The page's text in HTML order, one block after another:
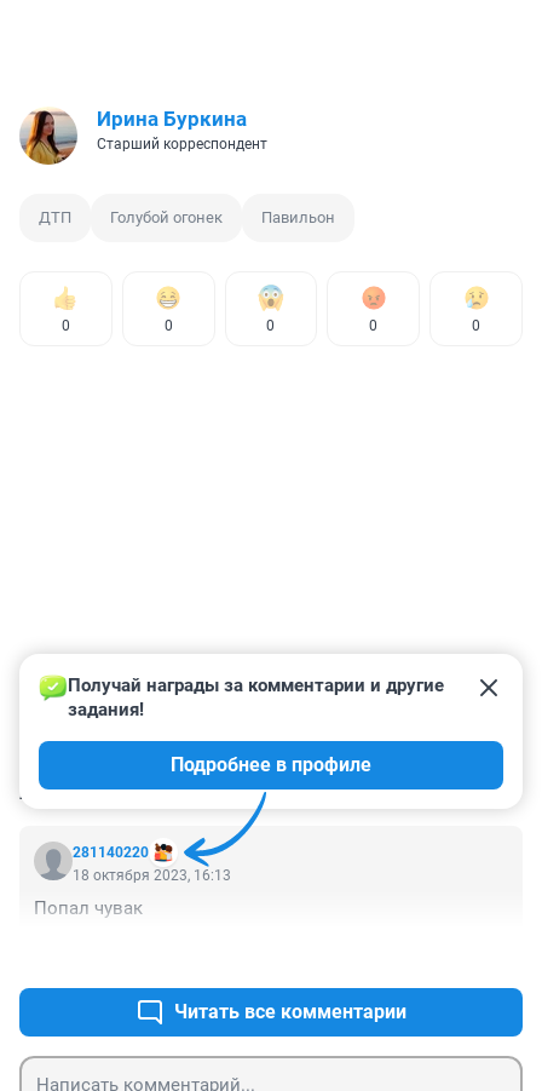
Ирина Буркина
Старший корреспондент
ДТП Голубой огонек Павильон
0 0 0 0 0
КОММЕНТАРИИ 1
281140220
Получай награды за комментарии и другие
задания!
Подробнее в профиле
18 октября 2023, 16:13
Попал чувак
Читать все комментарии